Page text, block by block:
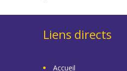
Liens directs
Accueil